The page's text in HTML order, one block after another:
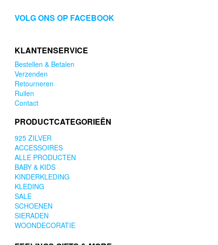
VOLG ONS OP FACEBOOK
KLANTENSERVICE
Bestellen & Betalen
Verzenden
Retourneren
Ruilen
Contact
PRODUCTCATEGORIEËN
925 ZILVER
ACCESSOIRES
ALLE PRODUCTEN
BABY & KIDS
KINDERKLEDING
KLEDING
SALE
SCHOENEN
SIERADEN
WOONDECORATIE